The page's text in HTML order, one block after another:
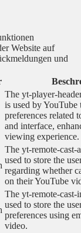
Website auf
und
The yt-player-
is used by YouTube
preferences related
and interface,
viewing experience.
The yt-remote-cast-
used to store the
regarding whether
on their YouTube
The yt-remote-cast-
used to store the
preferences using
video.